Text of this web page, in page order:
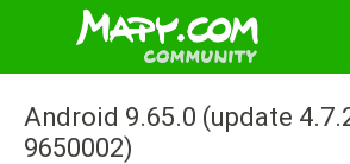
Android 9.65.0 (update
9650002)